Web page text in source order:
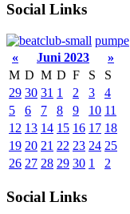
Social Links
pumpe
«
Juni 2023
»
M D M D F S
S
29 30 31 1 2 3
4
5
6 7 8 9 10 11
12 13 14 15 16 17 18
19 20 21 22 23 24 25
26 27 28 29 30 1 2
Social Links